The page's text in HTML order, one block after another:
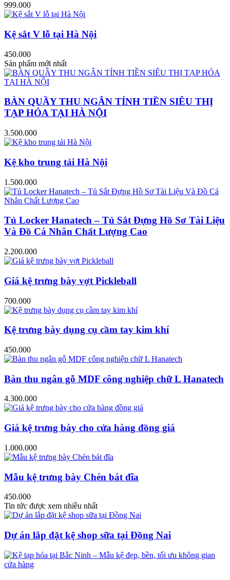
999.000
Kệ sắt V lỗ tại Hà Nội
450.000
Sản phẩm mới nhất
BÀN QUẦY THU NGÂN TÍNH TIỀN SIÊU THỊ
TẠP HÓA TẠI HÀ NỘI
3.500.000
Kệ kho trung tải Hà Nội
1.500.000
Tủ Locker Hanatech – Tủ Sắt Đựng Hồ Sơ Tài Liệu
Và Đồ Cá Nhân Chất Lượng Cao
2.200.000
Giá kệ trưng bày vợt Pickleball
700.000
Kệ trưng bày dụng cụ cầm tay kim khí
450.000
Bàn thu ngân gỗ MDF công nghiệp chữ L Hanatech
4.300.000
Giá kệ trưng bày cho cửa hàng đồng giá
1.000.000
Mẫu kệ trưng bày Chén bát đĩa
450.000
Tin tức được xem nhiều nhất
Dự án lắp đặt kệ shop sữa tại Đồng Nai